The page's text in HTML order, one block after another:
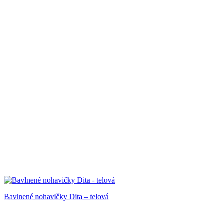
Bavlnené nohavičky Dita – telová